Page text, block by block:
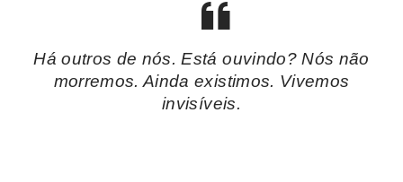
Há outros de nós. Está ouvindo? Nós não
morremos. Ainda existimos. Vivemos
invisíveis.